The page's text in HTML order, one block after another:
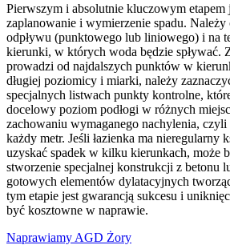
Pierwszym i absolutnie kluczowym etapem
zaplanowanie i wymierzenie spadu.
odpływu (punktowego lub liniowego) i na
kierunki, w których woda będzie spływać.
prowadzi od najdalszych punktów w
długiej poziomicy i miarki, należy
specjalnych listwach punkty kontrolne,
docelowy poziom podłogi w różnych
zachowaniu wymaganego nachylenia,
każdy metr. Jeśli łazienka ma nieregularny
uzyskać spadek w kilku kierunkach, może
stworzenie specjalnej konstrukcji z betonu
gotowych elementów dylatacyjnych
tym etapie jest gwarancją sukcesu i
być kosztowne w naprawie.
Naprawiamy AGD Żory